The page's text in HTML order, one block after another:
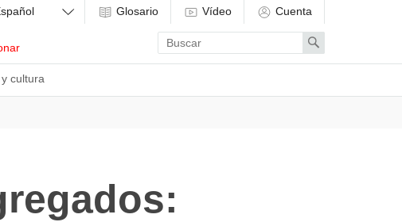
cultura
Glosario Vídeo Cuenta
Enter
search
term
Search